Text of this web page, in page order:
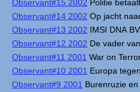
Observant#15 2002 Politie
Observant#14 2002 Op jacht
Observant#13 2002 IMSI DNA
Observant#12 2002 De vader
Observant#11 2001 War on
Observant#10 2001 Europa
Observant#9 2001 Burenruzie